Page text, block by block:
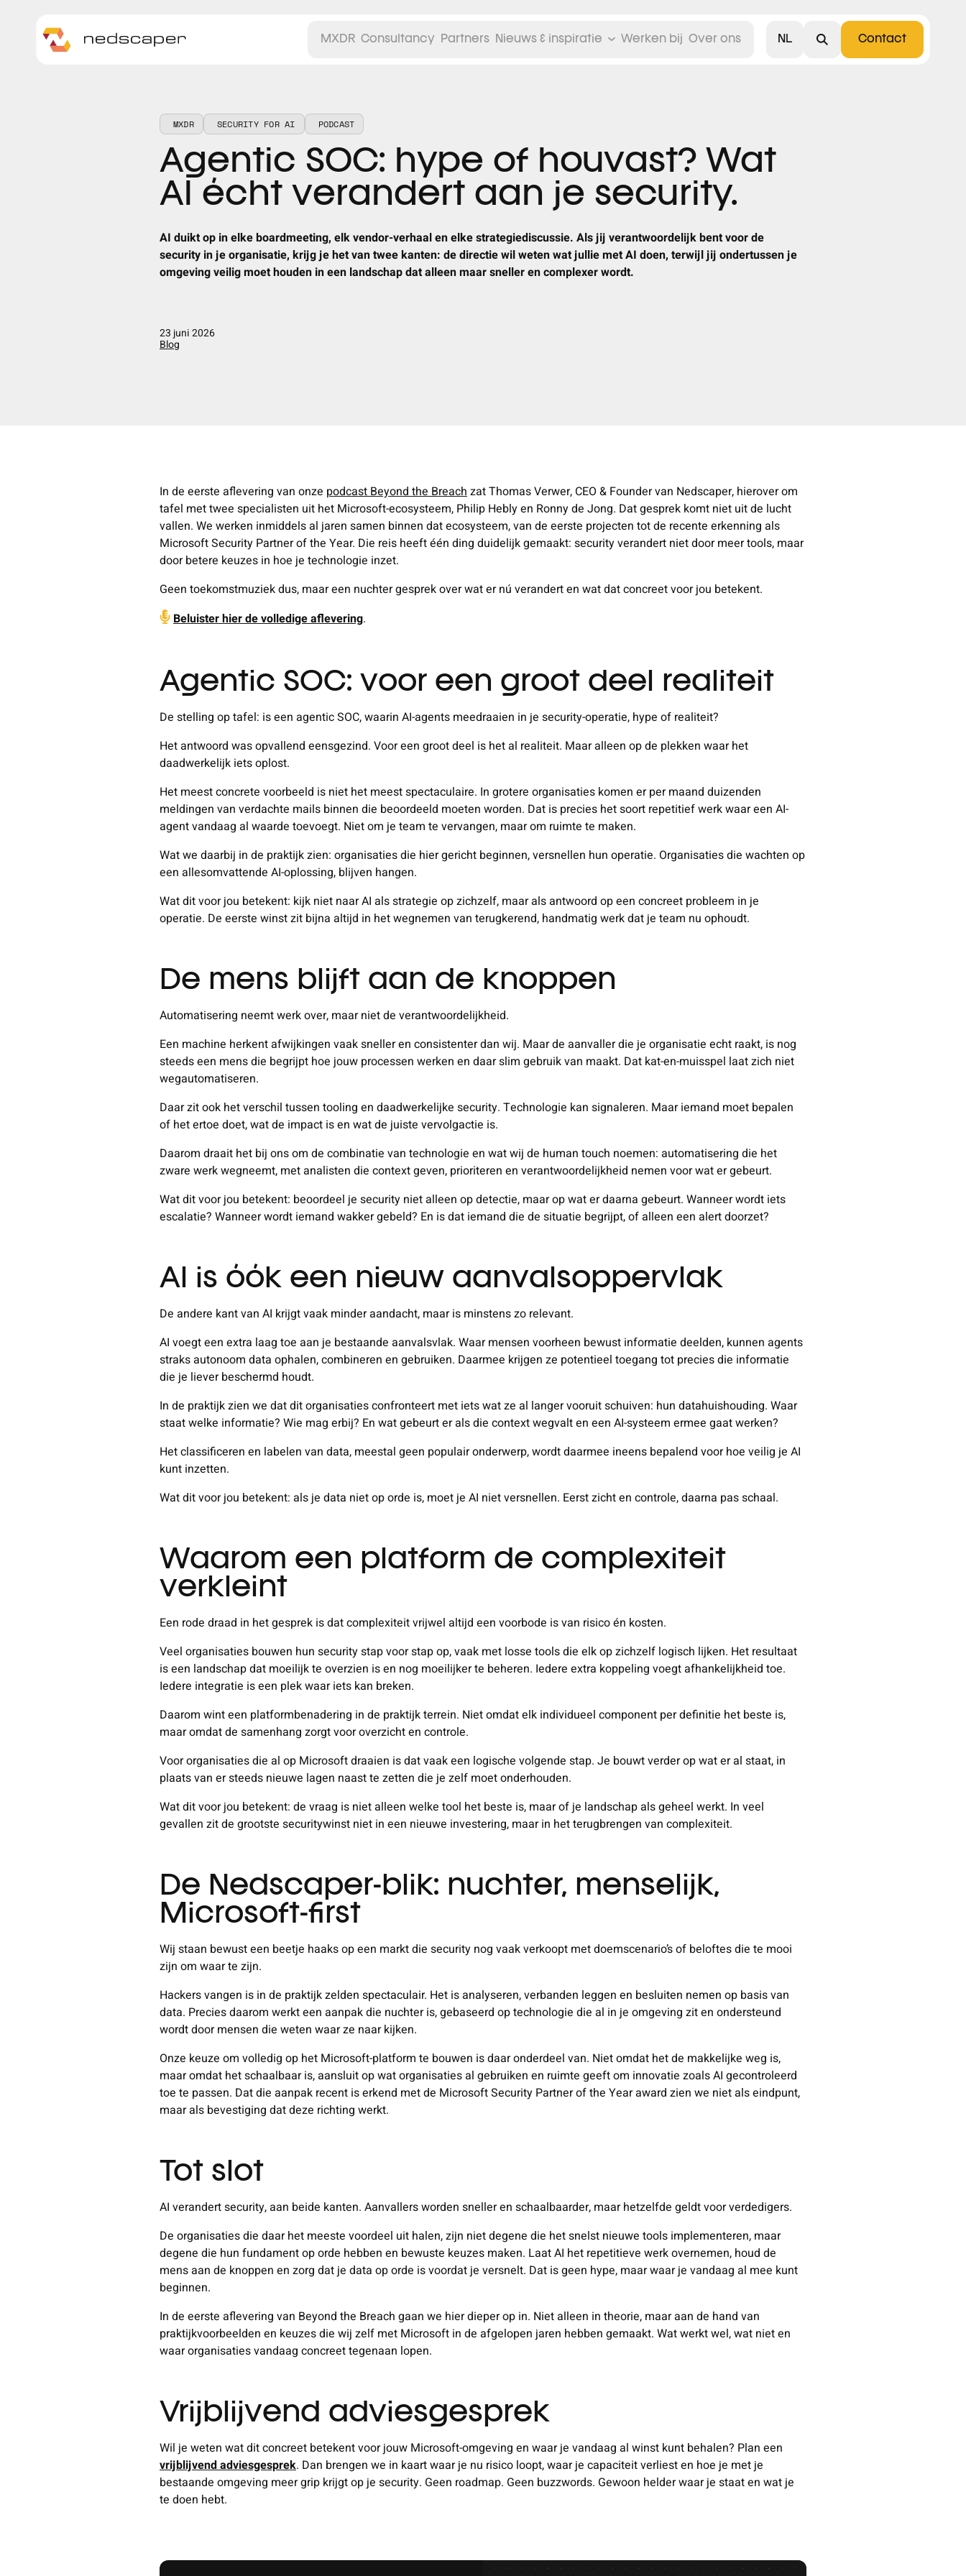
MXDR Consultancy Partners Nieuws & inspiratie Werken bij Over ons NL Contact
MXDR SECURITY FOR AI PODCAST
Agentic SOC: hype of houvast? Wat
AI écht verandert aan je security.
AI duikt op in elke boardmeeting, elk vendor-verhaal en elke strategiediscussie. Als jij verantwoordelijk bent voor de
security in je organisatie, krijg je het van twee kanten: de directie wil weten wat jullie met AI doen, terwijl jij ondertussen je
omgeving veilig moet houden in een landschap dat alleen maar sneller en complexer wordt.
23 juni 2026
Blog
In de eerste aflevering van onze podcast Beyond the Breachzat Thomas Verwer, CEO & Founder van Nedscaper, hierover om
tafel met twee specialisten uit het Microsoft-ecosysteem, Philip Hebly en Ronny de Jong. Dat gesprek komt niet uit de lucht
vallen. We werken inmiddels al jaren samen binnen dat ecosysteem, van de eerste projecten tot de recente erkenning als
Microsoft Security Partner of the Year. Die reis heeft één ding duidelijk gemaakt: security verandert niet door meer tools, maar
door betere keuzes in hoe je technologie inzet.
Geen toekomstmuziek dus, maar een nuchter gesprek over wat er nú verandert en wat dat concreet voor jou betekent.
Beluister hier de volledige aflevering.
Agentic SOC: voor een groot deel realiteit
De stelling op tafel: is een agentic SOC, waarin AI-agents meedraaien in je security-operatie, hype of realiteit?
Het antwoord was opvallend eensgezind. Voor een groot deel is het al realiteit. Maar alleen op de plekken waar het
daadwerkelijk iets oplost.
Het meest concrete voorbeeld is niet het meest spectaculaire. In grotere organisaties komen er per maand duizenden
meldingen van verdachte mails binnen die beoordeeld moeten worden. Dat is precies het soort repetitief werk waar een AI-
agent vandaag al waarde toevoegt. Niet om je team te vervangen, maar om ruimte te maken.
Wat we daarbij in de praktijk zien: organisaties die hier gericht beginnen, versnellen hun operatie. Organisaties die wachten op
een allesomvattende AI-oplossing, blijven hangen.
Wat dit voor jou betekent: kijk niet naar AI als strategie op zichzelf, maar als antwoord op een concreet probleem in je
operatie. De eerste winst zit bijna altijd in het wegnemen van terugkerend, handmatig werk dat je team nu ophoudt.
De mens blijft aan de knoppen
Automatisering neemt werk over, maar niet de verantwoordelijkheid.
Een machine herkent afwijkingen vaak sneller en consistenter dan wij. Maar de aanvaller die je organisatie echt raakt, is nog
steeds een mens die begrijpt hoe jouw processen werken en daar slim gebruik van maakt. Dat kat-en-muisspel laat zich niet
wegautomatiseren.
Daar zit ook het verschil tussen tooling en daadwerkelijke security. Technologie kan signaleren. Maar iemand moet bepalen
of het ertoe doet, wat de impact is en wat de juiste vervolgactie is.
Daarom draait het bij ons om de combinatie van technologie en wat wij de human touch noemen: automatisering die het
zware werk wegneemt, met analisten die context geven, prioriteren en verantwoordelijkheid nemen voor wat er gebeurt.
Wat dit voor jou betekent: beoordeel je security niet alleen op detectie, maar op wat er daarna gebeurt. Wanneer wordt iets
escalatie? Wanneer wordt iemand wakker gebeld? En is dat iemand die de situatie begrijpt, of alleen een alert doorzet?
AI is óók een nieuw aanvalsoppervlak
De andere kant van AI krijgt vaak minder aandacht, maar is minstens zo relevant.
AI voegt een extra laag toe aan je bestaande aanvalsvlak. Waar mensen voorheen bewust informatie deelden, kunnen agents
straks autonoom data ophalen, combineren en gebruiken. Daarmee krijgen ze potentieel toegang tot precies die informatie
die je liever beschermd houdt.
In de praktijk zien we dat dit organisaties confronteert met iets wat ze al langer vooruit schuiven: hun datahuishouding. Waar
staat welke informatie? Wie mag erbij? En wat gebeurt er als die context wegvalt en een AI-systeem ermee gaat werken?
Het classificeren en labelen van data, meestal geen populair onderwerp, wordt daarmee ineens bepalend voor hoe veilig je AI
kunt inzetten.
Wat dit voor jou betekent: als je data niet op orde is, moet je AI niet versnellen. Eerst zicht en controle, daarna pas schaal.
Waarom een platform de complexiteit
verkleint
Een rode draad in het gesprek is dat complexiteit vrijwel altijd een voorbode is van risico én kosten.
Veel organisaties bouwen hun security stap voor stap op, vaak met losse tools die elk op zichzelf logisch lijken. Het resultaat
is een landschap dat moeilijk te overzien is en nog moeilijker te beheren. Iedere extra koppeling voegt afhankelijkheid toe.
Iedere integratie is een plek waar iets kan breken.
Daarom wint een platformbenadering in de praktijk terrein. Niet omdat elk individueel component per definitie het beste is,
maar omdat de samenhang zorgt voor overzicht en controle.
Voor organisaties die al op Microsoft draaien is dat vaak een logische volgende stap. Je bouwt verder op wat er al staat, in
plaats van er steeds nieuwe lagen naast te zetten die je zelf moet onderhouden.
Wat dit voor jou betekent: de vraag is niet alleen welke tool het beste is, maar of je landschap als geheel werkt. In veel
gevallen zit de grootste securitywinst niet in een nieuwe investering, maar in het terugbrengen van complexiteit.
De Nedscaper-blik: nuchter, menselijk,
Microsoft-first
Wij staan bewust een beetje haaks op een markt die security nog vaak verkoopt met doemscenario’s of beloftes die te mooi
zijn om waar te zijn.
Hackers vangen is in de praktijk zelden spectaculair. Het is analyseren, verbanden leggen en besluiten nemen op basis van
data. Precies daarom werkt een aanpak die nuchter is, gebaseerd op technologie die al in je omgeving zit en ondersteund
wordt door mensen die weten waar ze naar kijken.
Onze keuze om volledig op het Microsoft-platform te bouwen is daar onderdeel van. Niet omdat het de makkelijke weg is,
maar omdat het schaalbaar is, aansluit op wat organisaties al gebruiken en ruimte geeft om innovatie zoals AI gecontroleerd
toe te passen. Dat die aanpak recent is erkend met de Microsoft Security Partner of the Year award zien we niet als eindpunt,
maar als bevestiging dat deze richting werkt.
Tot slot
AI verandert security, aan beide kanten. Aanvallers worden sneller en schaalbaarder, maar hetzelfde geldt voor verdedigers.
De organisaties die daar het meeste voordeel uit halen, zijn niet degene die het snelst nieuwe tools implementeren, maar
degene die hun fundament op orde hebben en bewuste keuzes maken. Laat AI het repetitieve werk overnemen, houd de
mens aan de knoppen en zorg dat je data op orde is voordat je versnelt. Dat is geen hype, maar waar je vandaag al mee kunt
beginnen.
In de eerste aflevering van Beyond the Breach gaan we hier dieper op in. Niet alleen in theorie, maar aan de hand van
praktijkvoorbeelden en keuzes die wij zelf met Microsoft in de afgelopen jaren hebben gemaakt. Wat werkt wel, wat niet en
waar organisaties vandaag concreet tegenaan lopen.
Vrijblijvend adviesgesprek
Wil je weten wat dit concreet betekent voor jouw Microsoft-omgeving en waar je vandaag al winst kunt behalen? Plan een
vrijblijvend adviesgesprek. Dan brengen we in kaart waar je nu risico loopt, waar je capaciteit verliest en hoe je met je
bestaande omgeving meer grip krijgt op je security. Geen roadmap. Geen buzzwords. Gewoon helder waar je staat en wat je
te doen hebt.